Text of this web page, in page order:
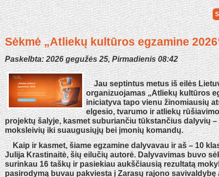
Sėkmė „Atliekų kultūros egzamine
Paskelbta: 2026 gegužės 25, Pirmadienis 08:42
Jau septintus metus iš eilės
organizuojamas „Atliekų kultūros
iniciatyva tapo vienu žinomiausių
elgesio, tvarumo ir atliekų
projektų šalyje, kasmet suburiančiu tūkstančius dalyvių –
moksleivių iki suaugusiųjų bei įmonių komandų.
Kaip ir kasmet, šiame egzamine dalyvavau ir aš – 10
Julija Krastinaitė, šių eilučių autorė. Dalyvavimas buvo
surinkau 16 taškų ir pasiekiau aukščiausią rezultatą
pasirodymą buvau pakviesta į Zarasų rajono savivaldybę